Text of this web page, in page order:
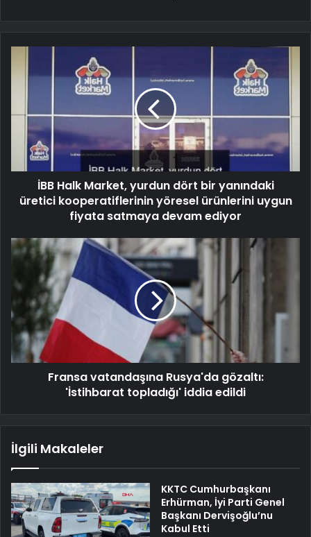
İBB Halk Market, yurdun dört bir yanındaki
üretici kooperatiflerinin yöresel ürünlerini uygun
fiyata satmaya devam ediyor
Fransa vatandaşına Rusya'da gözaltı:
'İstihbarat topladığı' iddia edildi
İlgili Makaleler
KKTC Cumhurbaşkanı
Erhürman, İyi Parti Genel
Başkanı Dervişoğlu’nu
Kabul Etti